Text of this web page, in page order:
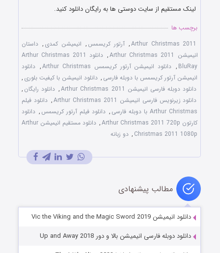
لینک مستقیم از سایت دوستی ها به رایگان دانلود کنید.
برچسب ها
Arthur Christmas 2011
, آرتور کریسمس , انیمیشن کمدی , داستان
انیمیشن Arthur Christmas 2011
,
دانلود Arthur Christmas 2011
BluRay
, دانلود انیمیشن آرتور کریسمس Arthur Christmas , دانلود
انیمیشن آرتور کریسمس با دوبله فارسی , دانلود انیمیشن با کیفیت بلوری ,
دانلود دوبله فارسی انیمیشن Arthur Christmas 2011
, دانلود رایگان ,
دانلود زیرنویس فارسی انیمیشن Arthur Christmas 2011
, دانلود فیلم
Arthur Christmas با دوبله فارسی
, دانلود فیلم آرتور کریسمس , دانلود
کارتون Arthur Christmas 2011 720p
,
دانلود مستقیم انیمیشن Arthur
Christmas 2011 1080p
, دو زبانه
مطالب پیشنهادی
دانلود انیمیشن Vic the Viking and the Magic Sword 2019
دانلود دوبله فارسی انیمیشن بالا و دور Up and Away 2018